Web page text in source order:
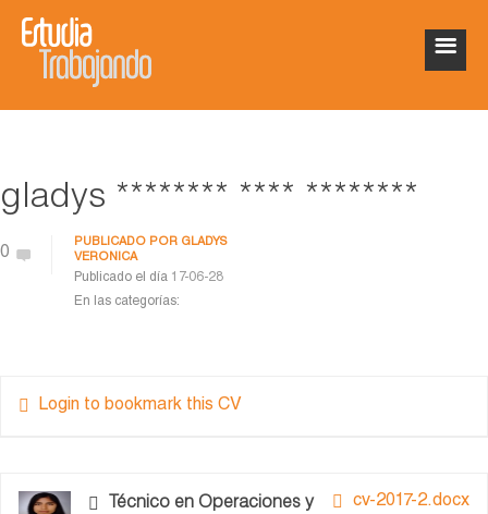
gladys ******** **** ********
0
PUBLICADO POR GLADYS
VERONICA
Publicado el día 17-06-28
En las categorías:
Login to bookmark this CV
cv-2017-2.docx
Técnico en Operaciones y